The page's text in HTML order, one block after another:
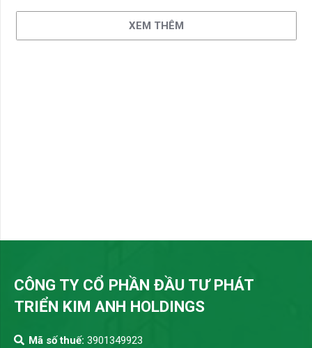
XEM THÊM
CÔNG TY CỔ PHẦN ĐẦU TƯ PHÁT
TRIỂN KIM ANH HOLDINGS
Mã số thuế: 3901349923